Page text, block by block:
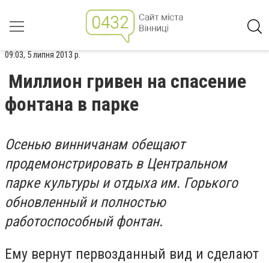
09:03, 5 липня 2013 р.
Миллион гривен на спасение
фонтана в парке
Осенью винничанам обещают
продемонстрировать в Центральном
парке культуры и отдыха им. Горького
обновленный и полностью
работоспособный фонтан.
Ему вернут первозданный вид и сделают